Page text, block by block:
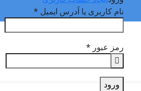
نام کاربری یا آدرس ایمیل *
رمز عبور *
ورود